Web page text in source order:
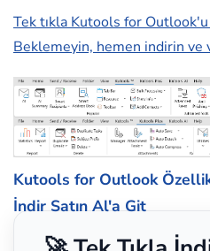
Tek tıkla Kutools for
Beklemeyin, hemen indirin ve
Kutools for Outlook
İndir Satın Al'a Git